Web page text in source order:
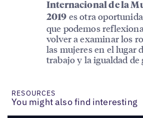
Internacional de la
2019 es otra
que podemos
volver a examinar los
las mujeres en el lugar
trabajo y la igualdad de
RESOURCES
You might also find interesting